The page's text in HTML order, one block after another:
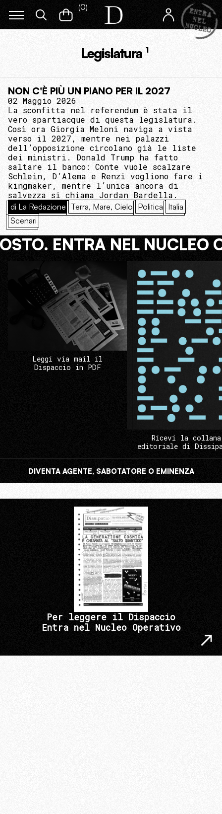
(0)
Legislatura 1
NON C'È PIÙ UN PIANO PER IL 2027
02 Maggio 2026
La sconfitta nel referendum è stata il
vero spartiacque di questa legislatura.
Così ora Giorgia Meloni naviga a vista
verso il 2027, mentre nei palazzi
dell’opposizione circolano già le liste
dei ministri. Donald Trump ha fatto
saltare il banco: Conte vuole scalzare
Schlein, D’Alema e Renzi vogliono fare i
kingmaker, mentre l’unica ancora di
salvezza si chiama Jordan Bardella.
di La Redazione Terra, Mare, Cielo Politica Italia
Scenari
ENTRA NEL NUCLEO
Leggi via mail il
Dispaccio in PDF
Ricevi la collana
editoriale di
DIVENTA AGENTE, SABOTATORE O EMINENZA
Per leggere il Dispaccio
Entra nel Nucleo Operativo